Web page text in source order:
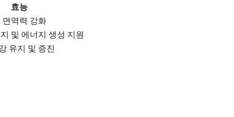
효능
면역력 강화
및 에너지 생성 지원
유지 및 증진